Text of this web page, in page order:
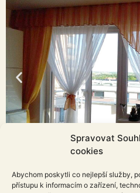
Spravovat
cookies
Abychom poskytli co nejlepší služby,
přístupu k informacím o zařízení,